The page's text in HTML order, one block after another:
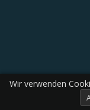
Wir verwenden